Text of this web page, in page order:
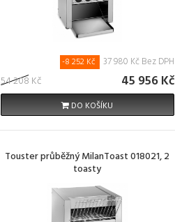
54 208 Kč
-8 252 Kč 37 980 Kč Bez DPH
45 956 Kč
DO KOŠÍKU
Touster průběžný MilanToast 018021, 2
toasty